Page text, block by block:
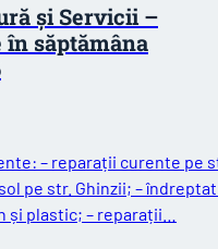
și Servicii –
săptămâna
– reparații curente pe
pe str. Ghinzii; –
plastic; – reparații…